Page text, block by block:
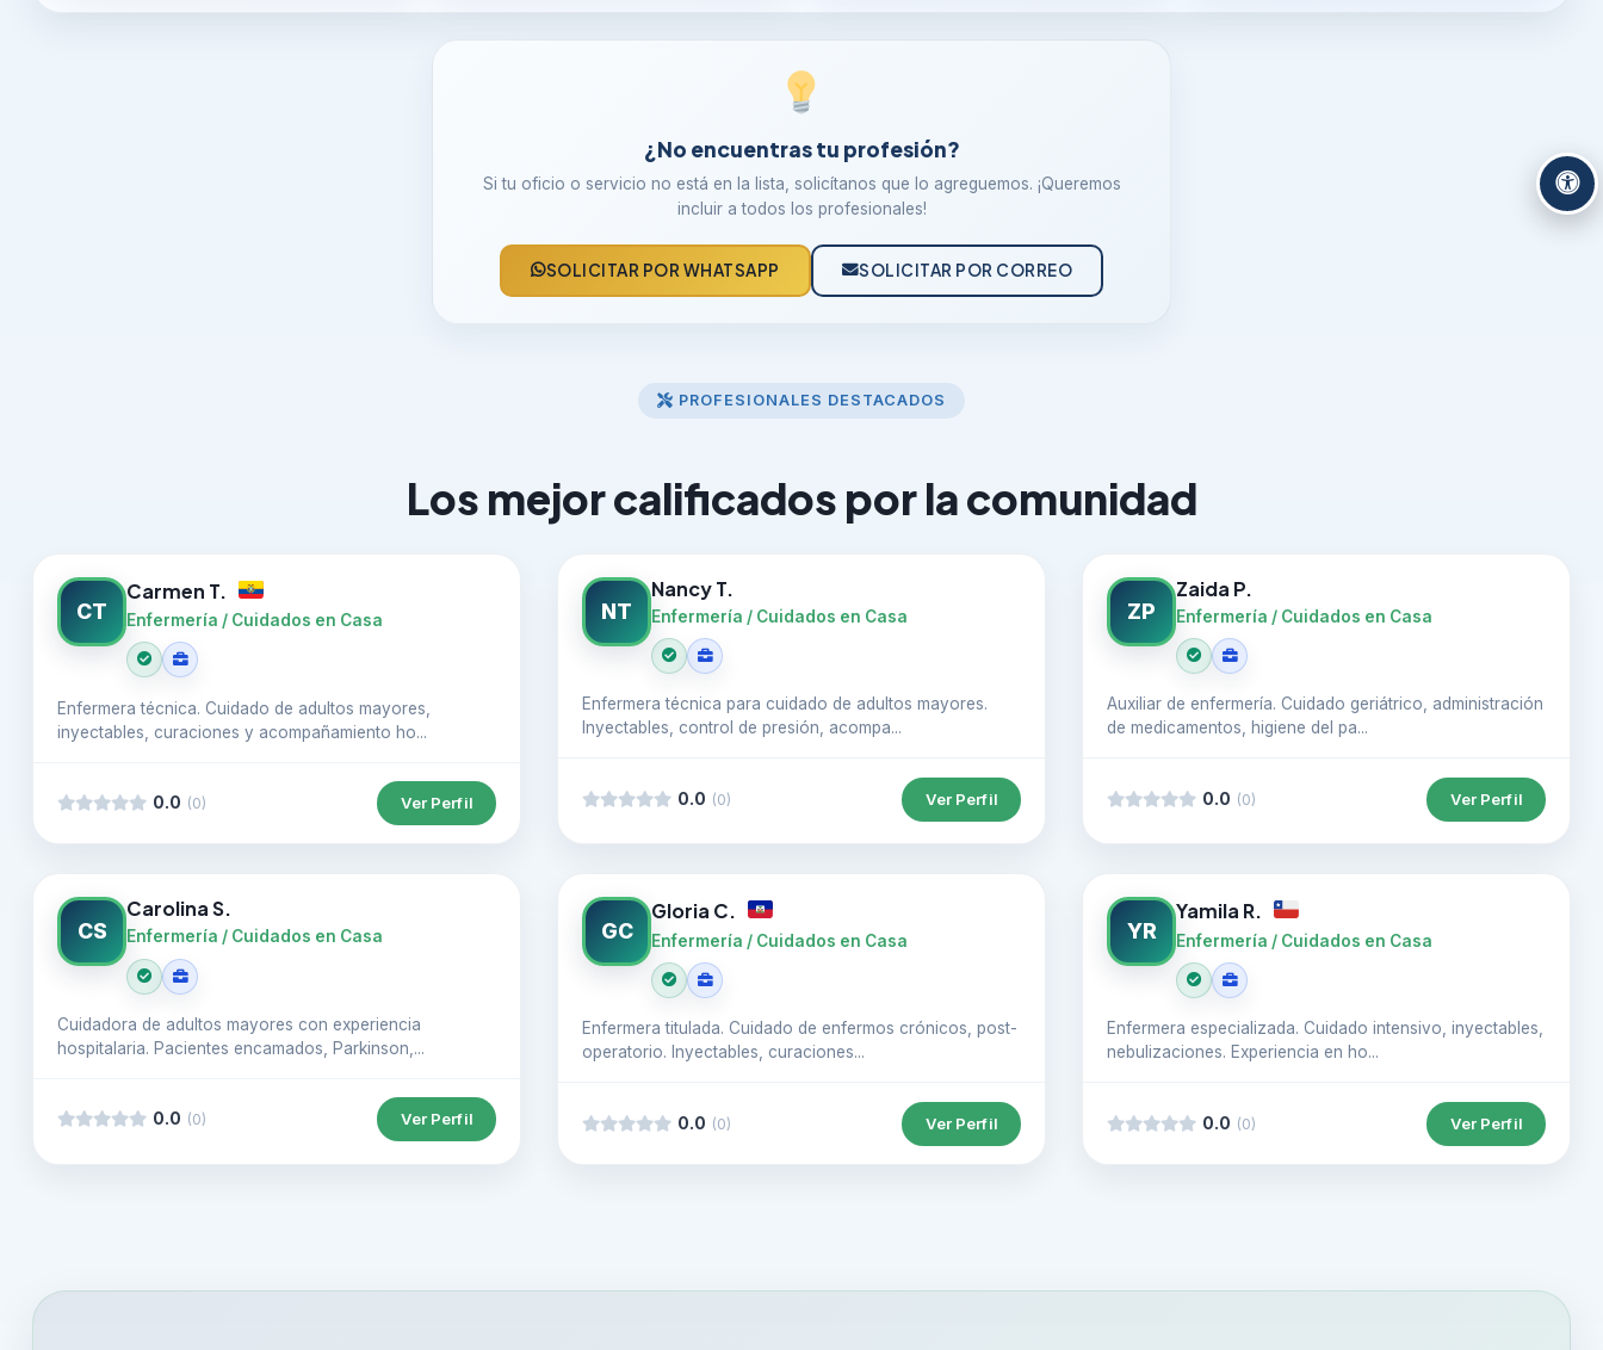
¿No encuentras tu profesión?
Si tu oficio o servicio no está en la lista, solicítanos que lo agreguemos. ¡Queremos
incluir a todos los profesionales!
SOLICITAR POR WHATSAPP SOLICITAR POR CORREO
PROFESIONALES DESTACADOS
Los mejor calificados por la comunidad
CT
Carmen T.
Enfermería / Cuidados en Casa
Enfermera técnica. Cuidado de adultos mayores,
inyectables, curaciones y acompañamiento ho...
0.0 (0) Ver Perfil
NT
Nancy T.
Enfermería / Cuidados en Casa
Enfermera técnica para cuidado de adultos mayores.
Inyectables, control de presión, acompa...
0.0 (0) Ver Perfil
ZP
Zaida P.
Enfermería / Cuidados en Casa
Auxiliar de enfermería. Cuidado geriátrico, administración
de medicamentos, higiene del pa...
0.0 (0) Ver Perfil
CS
Carolina S.
Enfermería / Cuidados en Casa
Cuidadora de adultos mayores con experiencia
hospitalaria. Pacientes encamados, Parkinson,...
0.0 (0) Ver Perfil
GC
Gloria C.
Enfermería / Cuidados en Casa
Enfermera titulada. Cuidado de enfermos crónicos, post-
operatorio. Inyectables, curaciones...
0.0 (0) Ver Perfil
YR
Yamila R.
Enfermería / Cuidados en Casa
Enfermera especializada. Cuidado intensivo, inyectables,
nebulizaciones. Experiencia en ho...
0.0 (0) Ver Perfil